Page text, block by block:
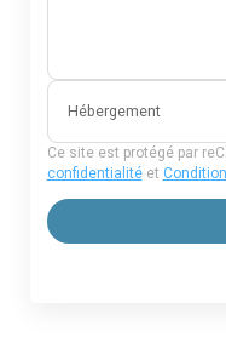
Hébergement
Ce site est protégé par
confidentialitéet